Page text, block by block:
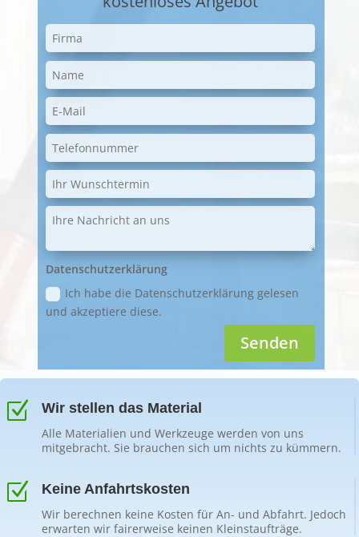
Datenschutzerklärung
Ich habe die Datenschutzerklärung gelesen
und akzeptiere diese.
Senden
Z Wir stellen das Material
Alle Materialien und Werkzeuge werden von uns
mitgebracht. Sie brauchen sich um nichts zu kümmern.
Z Keine Anfahrtskosten
Wir berechnen keine Kosten für An- und Abfahrt. Jedoch
erwarten wir fairerweise keinen Kleinstaufträge.